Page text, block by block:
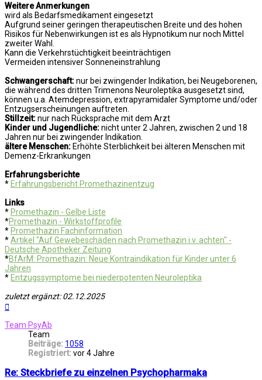
Weitere Anmerkungen
wird als Bedarfsmedikament eingesetzt
Aufgrund seiner geringen therapeutischen Breite und des hohen
Risikos für Nebenwirkungen ist es als Hypnotikum nur noch Mittel
zweiter Wahl.
Kann die Verkehrstüchtigkeit beeinträchtigen
Vermeiden intensiver Sonneneinstrahlung
Schwangerschaft:nur bei zwingender Indikation, bei Neugeborenen,
die während des dritten Trimenons Neuroleptika ausgesetzt sind,
können u.a. Atemdepression, extrapyramidaler Symptome und/oder
Entzugserscheinungen auftreten.
Stillzeit:nur nach Rücksprache mit dem Arzt
Kinder und Jugendliche:nicht unter 2 Jahren, zwischen 2 und 18
Jahren nur bei zwingender Indikation.
ältere Menschen: Erhöhte Sterblichkeit bei älteren Menschen mit
Demenz-Erkrankungen
Erfahrungsberichte
* Erfahrungsbericht Promethazinentzug
Links
* Promethazin - Gelbe Liste
*Promethazin - Wirkstoffprofile
* Promethazin Fachinformation
*Artikel "Auf Gewebeschäden nach Promethazin i.v. achten" -
Deutsche Apotheker Zeitung
*BfArM: Promethazin: Neue Kontraindikation für Kinder unter 6
Jahren
* Entzugssymptome bei niederpotenten Neuroleptika
zuletzt ergänzt: 02.12.2025
Team PsyAb
Team
Beiträge: 1058
Registriert: vor 4 Jahre
Re: Steckbriefe zu einzelnen Psychopharmaka